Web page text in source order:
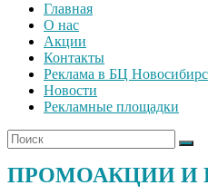
Главная
О нас
Акции
Контакты
Реклама в БЦ
Новости
Рекламные площадки
ПРОМОАКЦИИ И